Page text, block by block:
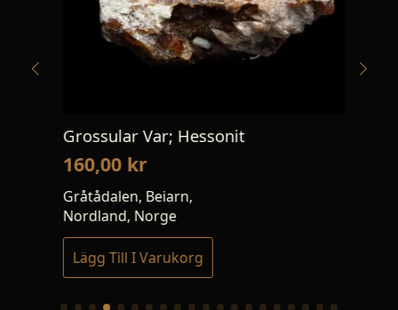
Grossular Var; Hessonit
160,00kr
Gråtådalen, Beiarn,
Nordland, Norge
Lägg Till I Varukorg